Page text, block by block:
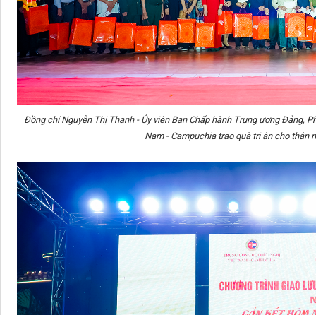
Đồng chí Nguyễn Thị Thanh - Ủy viên Ban Chấp hành Trung ương Đảng,
Nam - Campuchia trao quà tri ân cho thân